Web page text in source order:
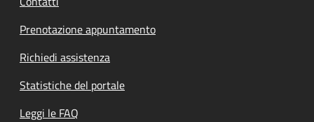
Prenotazione appuntamento
Richiedi assistenza
Statistiche del portale
Leggi le FAQ